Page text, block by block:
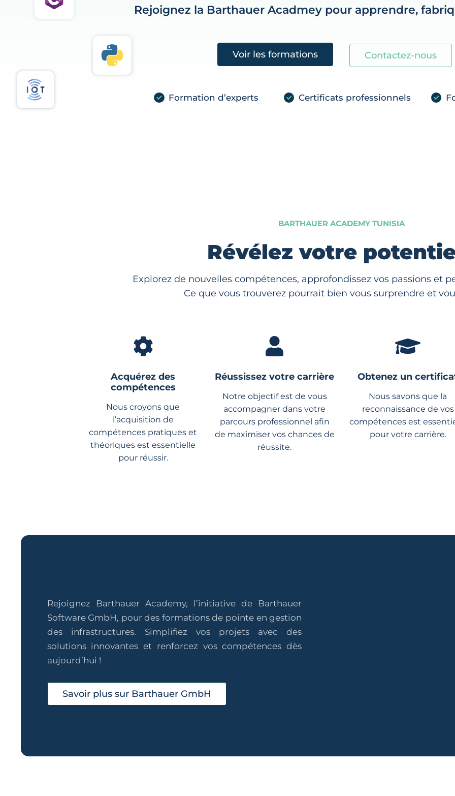
Rejoignez la Barthauer Acadmey pour apprendre,
Voir les formations Contactez-nous
Formation d’experts Certificats professionnels
BARTHAUER ACADEMY TUNISIA
Révélez votre
Explorez de nouvelles compétences, approfondissez vos passions et
Ce que vous trouverez pourrait bien vous surprendre et
Acquérez des
compétences
Nous croyons que
l’acquisition de
compétences pratiques et
théoriques est essentielle
pour réussir.
Réussissez votre carrière
Notre objectif est de vous
accompagner dans votre
parcours professionnel afin
de maximiser vos chances de
réussite.
Obtenez un
Nous savons que la
reconnaissance de vos
compétences est
pour votre carrière.
Rejoignez Barthauer Academy, l’initiative de Barthauer
Software GmbH, pour des formations de pointe en gestion
des infrastructures. Simplifiez vos projets avec des
solutions innovantes et renforcez vos compétences dès
aujourd’hui !
Savoir plus sur Barthauer GmbH